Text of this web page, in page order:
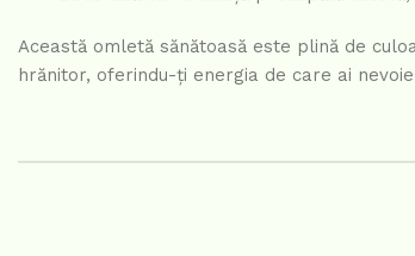
Această omletă sănătoasă este plină de
hrănitor, oferindu-ți energia de care ai